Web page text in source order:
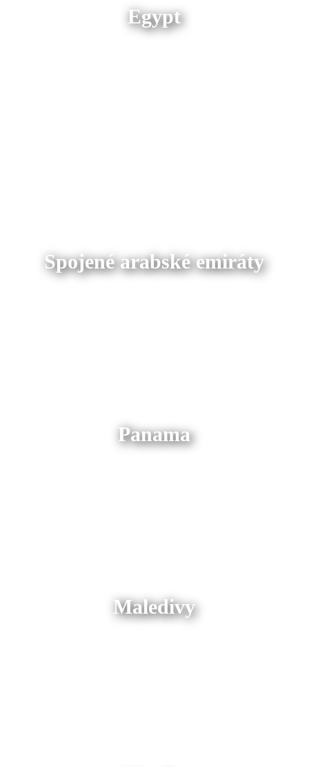
Egypt
Spojené arabské emiráty
Panama
Maledivy